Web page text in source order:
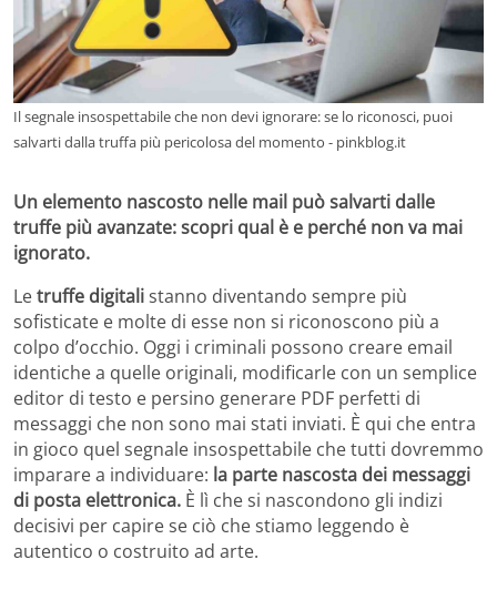
Il segnale insospettabile che non devi ignorare: se lo riconosci, puoi
salvarti dalla truffa più pericolosa del momento - pinkblog.it
Un elemento nascosto nelle mail può salvarti dalle
truffe più avanzate: scopri qual è e perché non va mai
ignorato.
Letruffe digitalistanno diventando sempre più
sofisticate e molte di esse non si riconoscono più a
colpo d’occhio. Oggi i criminali possono creare email
identiche a quelle originali, modificarle con un semplice
editor di testo e persino generare PDF perfetti di
messaggi che non sono mai stati inviati. È qui che entra
in gioco quel segnale insospettabile che tutti dovremmo
imparare a individuare: la parte nascosta dei messaggi
di posta elettronica. È lì che si nascondono gli indizi
decisivi per capire se ciò che stiamo leggendo è
autentico o costruito ad arte.